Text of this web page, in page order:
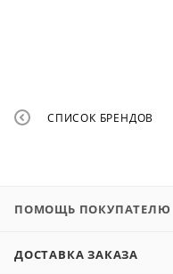
СПИСОК БРЕНДОВ
ПОМОЩЬ ПОКУПАТЕЛЮ
ДОСТАВКА ЗАКАЗА